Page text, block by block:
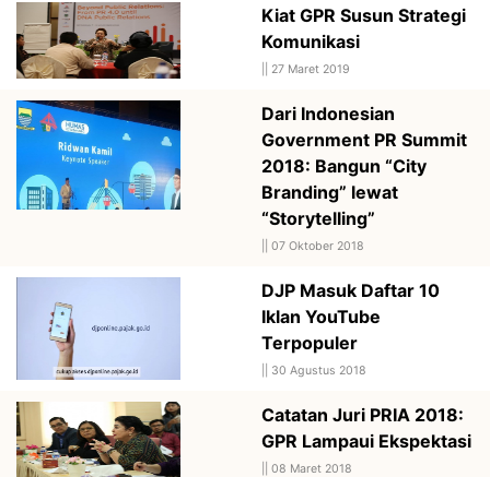
Kiat GPR Susun Strategi
Komunikasi
27 Maret 2019
Dari Indonesian
Government PR Summit
2018: Bangun “City
Branding” lewat
“Storytelling”
07 Oktober 2018
DJP Masuk Daftar 10
Iklan YouTube
Terpopuler
30 Agustus 2018
Catatan Juri PRIA 2018:
GPR Lampaui Ekspektasi
08 Maret 2018